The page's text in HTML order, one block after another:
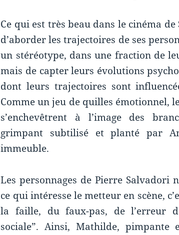
Ce qui est très beau dans le cinéma
d’aborder les trajectoires de ses
un stéréotype, dans une fraction de
mais de capter leurs évolutions
dont leurs trajectoires sont
Comme un jeu de quilles émotionnel,
s’enchevêtrent à l’image des
grimpant subtilisé et planté par
immeuble.
Les personnages de Pierre Salvadori
ce qui intéresse le metteur en scène,
la faille, du faux-pas, de l’erreur
sociale”. Ainsi, Mathilde, pimpante